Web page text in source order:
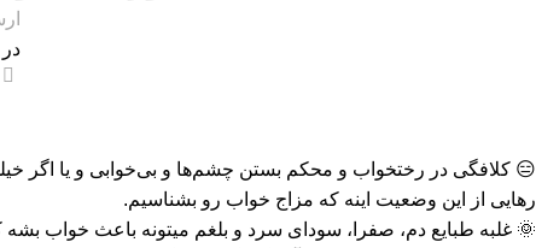
در
😑 کلافگی در رختخواب و محکم بستن چشم‌ها و بی‌خوابی و یا اگر
رهایی از این وضعیت اینه که مزاج خواب رو بشناسیم.
🌞 غلبه طبایع دم، صفرا، سودای سرد و بلغم میتونه باعث خواب